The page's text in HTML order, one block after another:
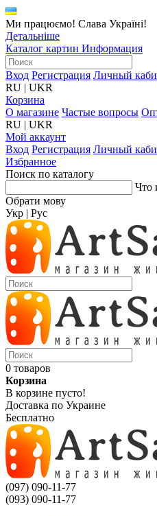
Ми працюємо! Слава Україні!
Детальніше
Каталог картин Информация
Вход Регистрация Личный
RU | UKR
Корзина
О магазине Частые вопросы
RU | UKR
Мой аккаунт
Вход Регистрация Личный
Избранное
Поиск по каталогу
Что
Обрати мову
Укр | Рус
0 товаров
Корзина
В корзине пусто!
Доставка по Украине
Бесплатно
(097) 090-11-77
(093) 090-11-77